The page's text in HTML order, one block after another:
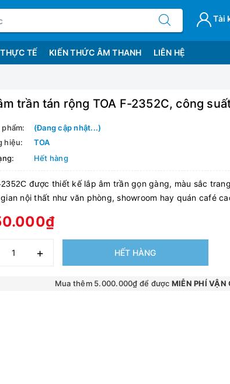
Tài
TẾ KIẾN THỨC ÂM THANH LIÊN HỆ
trần tán rộng TOA F-2352C, công
phẩm:
(Đang cập nhật...)
hiệu:
TOA
Hết hàng
được thiết kế lắp âm trần gọn gàng, màu sắc
nội thất như văn phòng, showroom hay quán café
+ HẾT HÀNG
Mua thêm 5.000.000₫ để được MIỄN PHÍ VẬN